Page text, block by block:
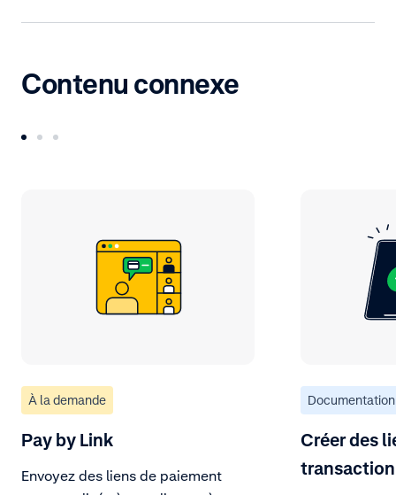
Contenu connexe
À la demande
Pay by Link
Envoyez des liens de paiement
Documentation
Créer des
transaction